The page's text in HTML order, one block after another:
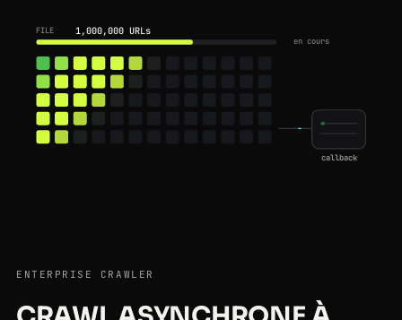
FILE 1,000,000 URLs
en cours
callback
ENTERPRISE CRAWLER